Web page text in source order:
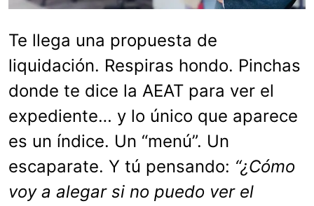
Te llega una propuesta de
liquidación. Respiras hondo. Pinchas
donde te dice la AEAT para ver el
expediente… y lo único que aparece
es un índice. Un “menú”. Un
escaparate. Y tú pensando: “¿Cómo
voy a alegar si no puedo ver el